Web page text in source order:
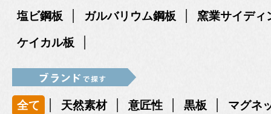
塩ビ鋼板 | ガルバリウム鋼板 | 窯業サイディ
ケイカル板 |
全て | 天然素材 | 意匠性 | 黒板 | マグネ